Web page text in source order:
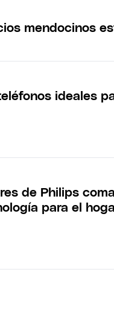
mendocinos
ideales
de Philips
para el